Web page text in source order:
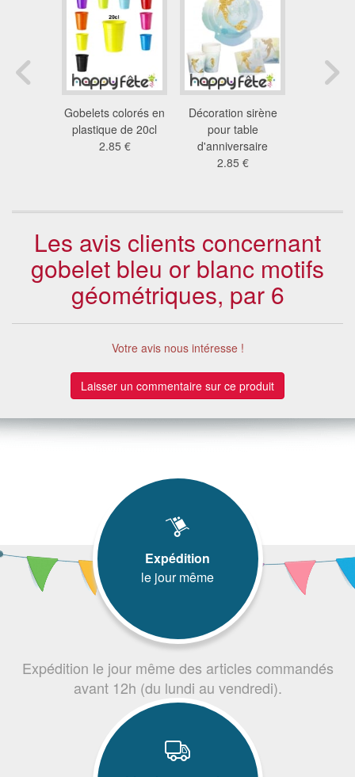
Gobelets colorés en
plastique de 20cl
2.85 €
Décoration sirène
pour table
d'anniversaire
2.85 €
Les avis clients concernant
gobelet bleu or blanc motifs
géométriques, par 6
Votre avis nous intéresse !
Laisser un commentaire sur ce produit
Expédition
le jour même
Expédition le jour même des articles commandés
avant 12h (du lundi au vendredi).